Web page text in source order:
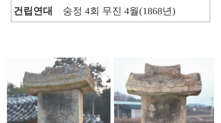
건립연대
숭정 4회 무진 4월(1868년)